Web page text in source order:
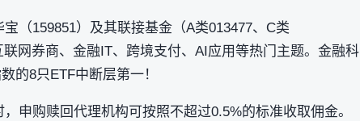
（159851）及其联接基金（A类013477、C类
网券商、金融IT、跨境支付、AI应用等热门主题。金融科
的8只ETF中断层第一！
申购赎回代理机构可按照不超过0.5%的标准收取佣金。